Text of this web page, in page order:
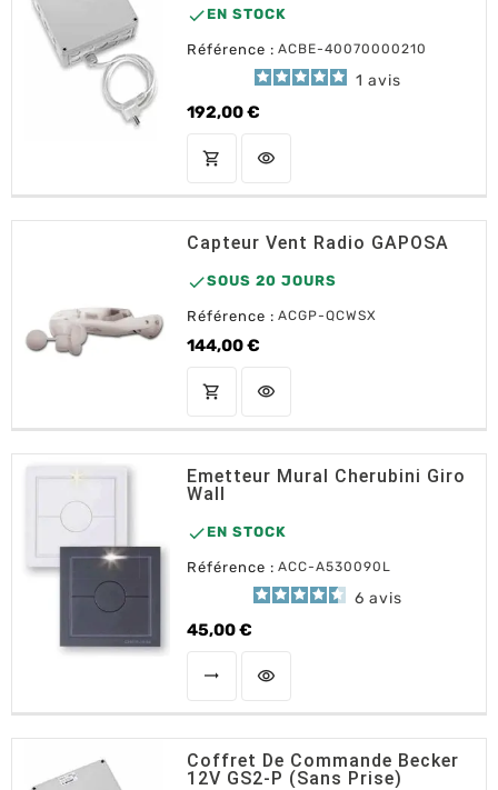
 EN STOCK
Référence : ACBE-40070000210
1 avis
192,00 €
Prix
shopping_cart AJOUTER AU PANIER
visibility
Capteur Vent Radio GAPOSA
SOUS 20 JOURS
Référence : ACGP-QCWSX
144,00 €
Prix
shopping_cart AJOUTER AU PANIER
visibility
Emetteur Mural Cherubini Giro
Wall
 EN STOCK
Référence : ACC-A530090L
6 avis
45,00 €
Prix
trending_flat CHOISIR UNE OPTION
visibility
Coffret De Commande Becker
12V GS2-P (sans Prise)